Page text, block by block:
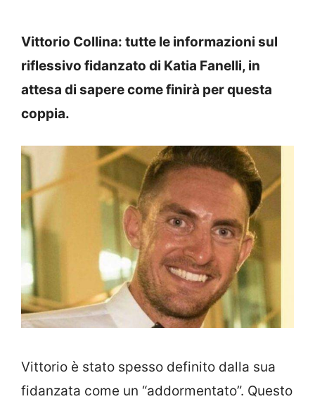
Vittorio Collina: tutte le informazioni sul
riflessivo fidanzato di Katia Fanelli, in
attesa di sapere come finirà per questa
coppia.
Vittorio è stato spesso definito dalla sua
fidanzata come un “addormentato”. Questo